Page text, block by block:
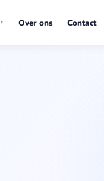
▼ Over ons Contact